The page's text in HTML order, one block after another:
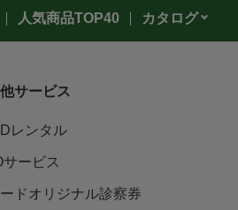
人気商品TOP40 カタログ
サービス
レンタル
サービス
ドオリジナル診察券